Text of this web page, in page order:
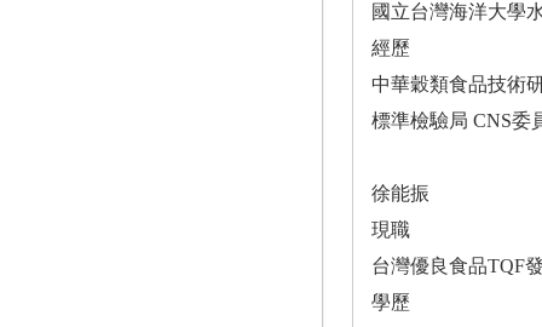
國立台灣海洋大學
經歷
中華穀類食品技術
標準檢驗局 CNS委
徐能振
現職
台灣優良食品TQF
學歷